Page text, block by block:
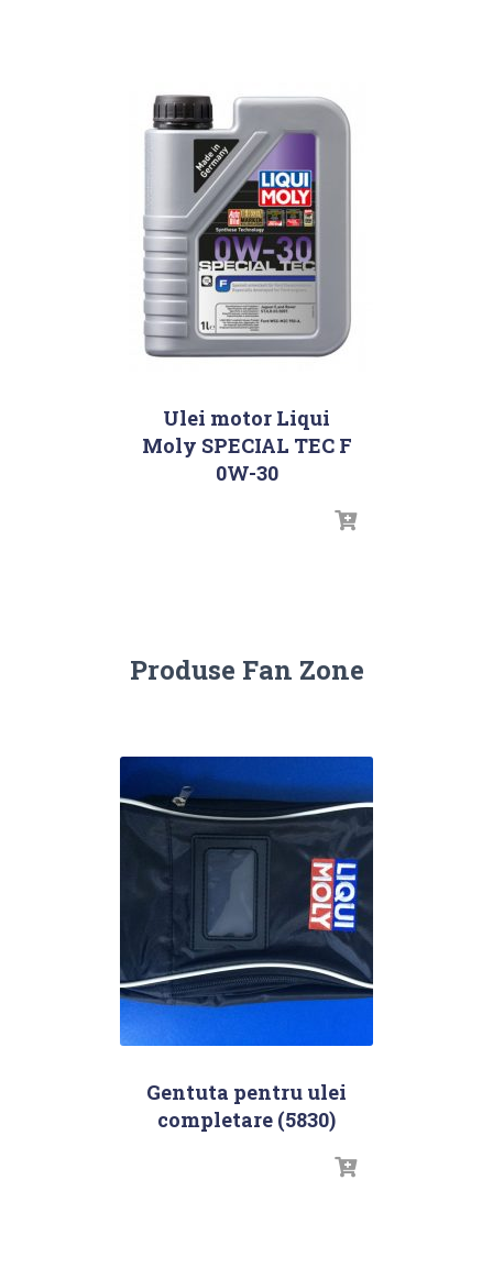
Ulei motor Liqui
Moly SPECIAL TEC F
0W-30
Produse Fan Zone
Gentuta pentru ulei
completare (5830)